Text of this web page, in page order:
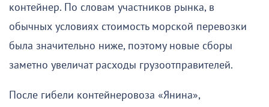
контейнер. По словам участников рынка, в
обычных условиях стоимость морской перевозки
была значительно ниже, поэтому новые сборы
заметно увеличат расходы грузоотправителей.
После гибели контейнеровоза «Янина»,